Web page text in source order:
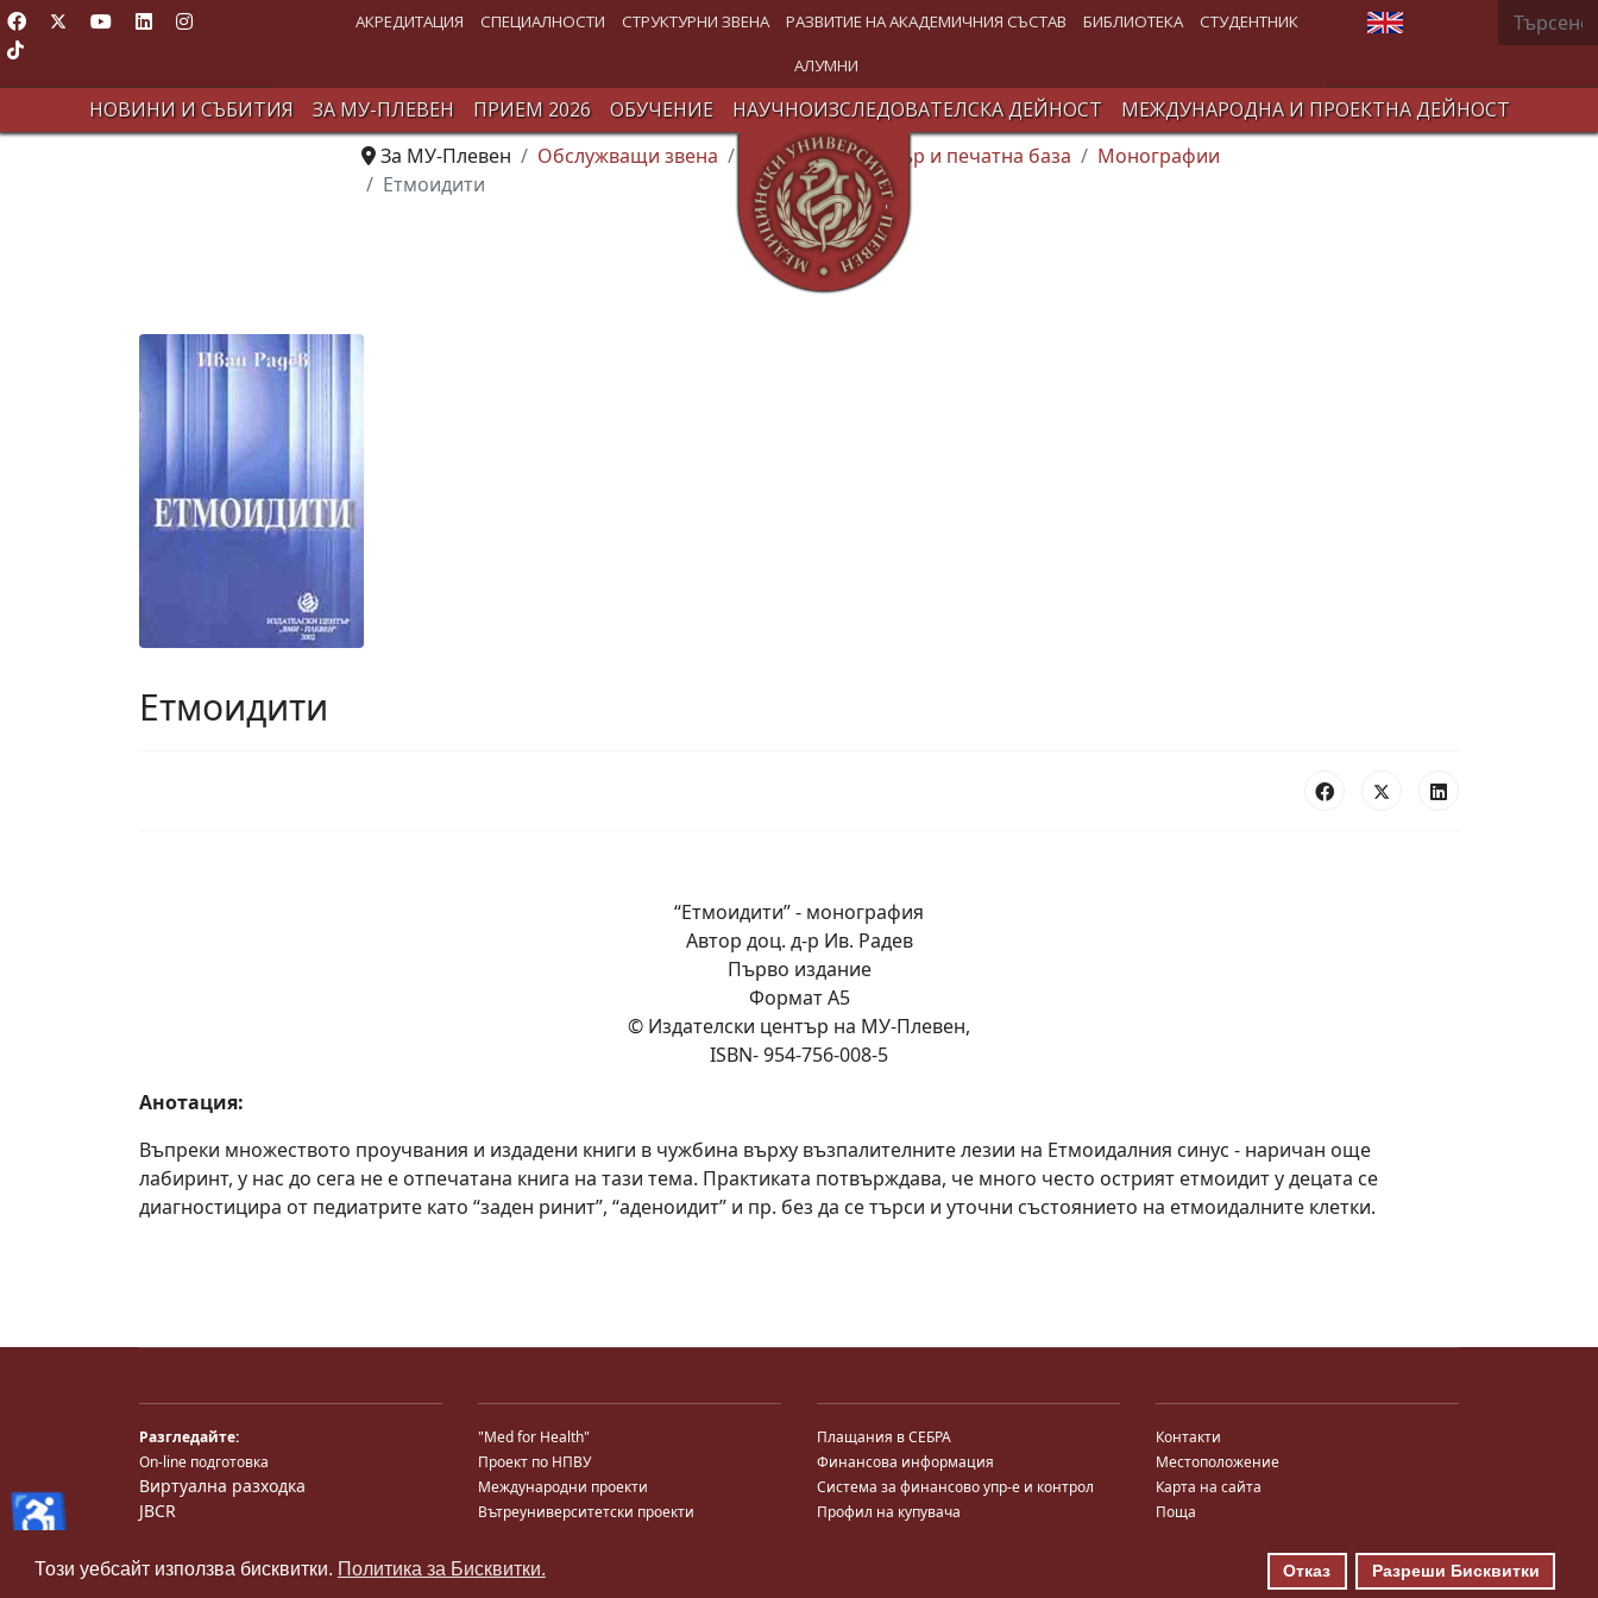
Този уебсайт използва бисквитки. Политика за Бисквитки. Отказ Разреши Бисквитки
АКРЕДИТАЦИЯ СПЕЦИАЛНОСТИ СТРУКТУРНИ ЗВЕНА РАЗВИТИЕ НА АКАДЕМИЧНИЯ СЪСТАВ БИБЛИОТЕКА СТУДЕНТНИК
АЛУМНИ
Изберете език Търсене
НОВИНИ И СЪБИТИЯ ЗА МУ-ПЛЕВЕН ПРИЕМ 2026 ОБУЧЕНИЕ НАУЧНОИЗСЛЕДОВАТЕЛСКА ДЕЙНОСТ
МЕЖДУНАРОДНА И ПРОЕКТНА ДЕЙНОСТ
За МУ-Плевен
Обслужващи звена Издателски център и печатна база
Монографии
Етмоидити
Етмоидити
“Етмоидити” - монография
Автор доц. д-р Ив. Радев
Първо издание
Формат А5
© Издателски център на МУ-Плевен,
ISBN- 954-756-008-5
Анотация:
Въпреки множеството проучвания и издадени книги в чужбина върху възпалителните лезии на Етмоидалния синус - наричан още
лабиринт, у нас до сега не е отпечатана книга на тази тема. Практиката потвърждава, че много често острият етмоидит у децата се
диагностицира от педиатрите като “заден ринит”, “аденоидит” и пр. без да се търси и уточни състоянието на етмоидалните клетки.
Разгледайте:
On-line подготовка
Виртуална разходка
JBCR
Снимки
"Med for Health"
Проект по НПВУ
Международни проекти
Вътреуниверситетски проекти
Център за кариерно развитие
Плащания в СЕБРА
Финансова информация
Система за финансово упр-е и контрол
Профил на купувача
Контакти
Местоположение
Карта на сайта
Поща